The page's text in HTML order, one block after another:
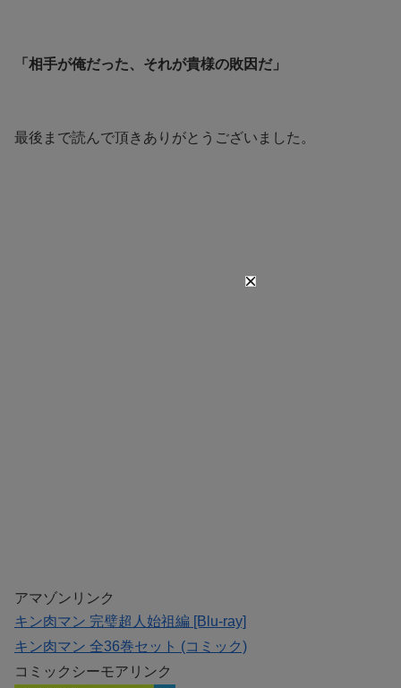
「相手が俺だった、それが貴様の敗因だ」
最後まで読んで頂きありがとうございました。
アマゾンリンク
キン肉マン 完璧超人始祖編 [Blu-ray]
キン肉マン 全36巻セット (コミック)
コミックシーモアリンク